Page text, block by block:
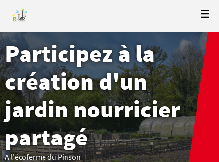
Participez à la
création d'un
jardin nourricier
partagé
A l'écoferme du Pinson